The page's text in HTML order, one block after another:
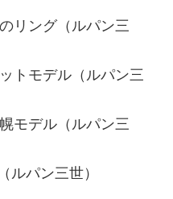
リング（ルパン三
トモデル（ルパン三
モデル（ルパン三
ルパン三世）